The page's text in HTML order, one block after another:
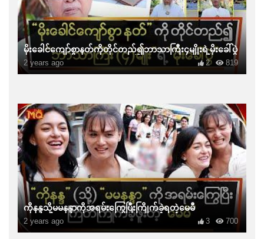
မိုးခေါင်ကျော်စွာနတ်ကိုတိုင်တည်၍ဘာသာကြီး၄မျိုးရဲ့မိုးခေါ်ပွဲ
2 years ago 819
2
ကိုနန္ဒသို့မမနန္ဒာကိုအရမ်းကြွေပြီးကြိုက်ခဲ့ရတဲ့မေမီ
2 years ago 700
3